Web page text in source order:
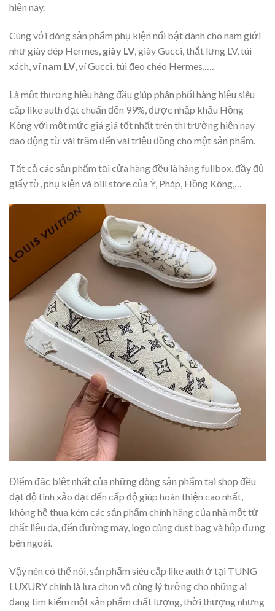
hiện nay.
Cùng với dòng sản phẩm phụ kiện nổi bật dành cho nam giới
như giày dép Hermes, giày LV , giày Gucci, thắt lưng LV, túi
xách, ví nam LV , ví Gucci, túi đeo chéo Hermes,….
Là một thương hiệu hàng đầu giúp phân phối hàng hiệu siêu
cấp like auth đạt chuẩn đến 99%, được nhập khẩu Hồng
Kông với một mức giá giá tốt nhất trên thị trường hiện nay
dao động từ vài trăm đến vài triệu đồng cho một sản phẩm.
Tất cả các sản phẩm tại cửa hàng đều là hàng fullbox, đầy đủ
giấy tờ, phụ kiện và bill store của Ý, Pháp, Hồng Kông,…
Điểm đặc biệt nhất của những dòng sản phẩm tại shop đều
đạt độ tinh xảo đạt đến cấp độ giúp hoàn thiện cao nhất,
không hề thua kém các sản phẩm chính hãng của nhà mốt từ
chất liệu da, đến đường may, logo cùng dust bag và hộp đựng
bên ngoài.
Vậy nên có thể nói, sản phẩm siêu cấp like auth ở tại TUNG
LUXURY chính là lựa chọn vô cùng lý tưởng cho những ai
đang tìm kiếm một sản phẩm chất lượng, thời thượng nhưng